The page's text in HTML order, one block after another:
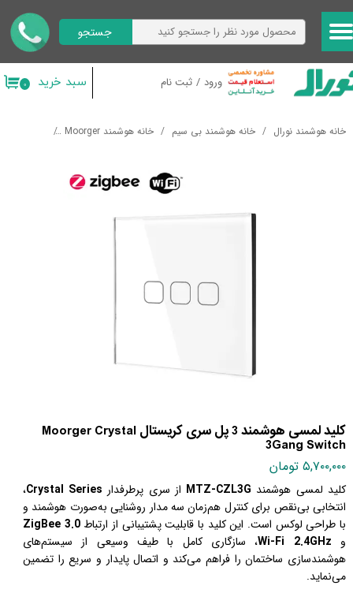
ورود / ثبت نام
حساب کاربری من
تغییر گذر واژه
خروج از حساب کاربری
جستجو
۰ سبد خرید
خانه هوشمند نورال خانه هوشمند بی سیم خانه هوشمند Moorger
کلید لمسی هوشمند 3 پل سری کریستال Moorger Crystal
3Gang Switch
۵,۷۰۰,۰۰۰ تومان
کلید لمسی هوشمند MTZ-CZL3G از سری پرطرفدار Crystal Series،
انتخابی بی‌نقص برای کنترل هم‌زمان سه مدار روشنایی به‌صورت هوشمند و
با طراحی لوکس است. این کلید با قابلیت پشتیبانی از ارتباطZigBee 3.0
و Wi-Fi 2.4GHz، سازگاری کامل با طیف وسیعی از سیستم‌های
هوشمندسازی ساختمان را فراهم می‌کند و اتصال پایدار و سریع را تضمین
می‌نماید.